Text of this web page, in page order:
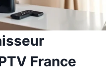
France